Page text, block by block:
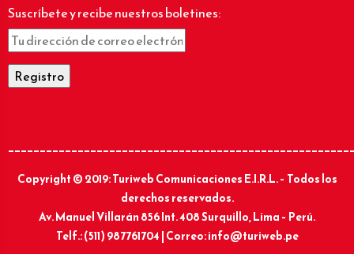
Suscríbete y recibe nuestros boletines:
Copyright © 2019: Turiweb Comunicaciones E.I.R.L. – Todos los
derechos reservados.
Av. Manuel Villarán 856 Int. 408 Surquillo, Lima – Perú.
Telf.: (511) 987761704 | Correo: info@turiweb.pe